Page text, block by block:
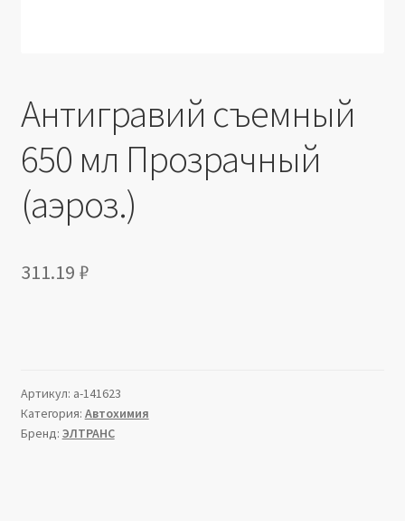
Антигравий съемный
650 мл Прозрачный
(аэроз.)
311.19 ₽
Артикул: a-141623
Категория: Автохимия
Бренд: ЭЛТРАНС